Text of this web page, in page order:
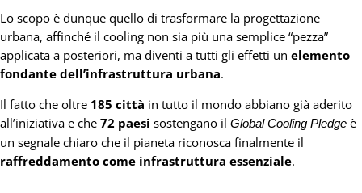
Lo scopo è dunque quello di trasformare la progettazione
urbana, affinché il cooling non sia più una semplice “pezza”
applicata a posteriori, ma diventi a tutti gli effetti un elemento
fondante dell’infrastruttura urbana.
Il fatto che oltre 185 città in tutto il mondo abbiano già aderito
all’iniziativa e che 72 paesi sostengano il Global Cooling Pledge è
un segnale chiaro che il pianeta riconosca finalmente il
raffreddamento come infrastruttura essenziale.